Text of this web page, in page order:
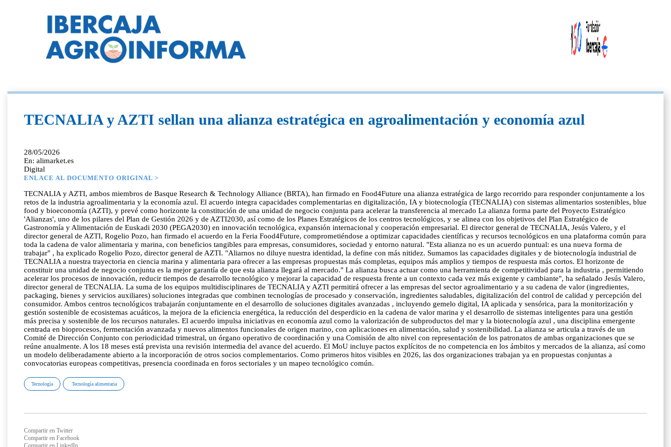
TECNALIA y AZTI sellan una alianza estratégica en agroalimentación y economía azul
28/05/2026
En: alimarket.es
Digital
ENLACE AL DOCUMENTO ORIGINAL >
TECNALIA y AZTI, ambos miembros de Basque Research & Technology Alliance (BRTA), han firmado en Food4Future una alianza estratégica de largo recorrido para responder conjuntamente a los
retos de la industria agroalimentaria y la economía azul. El acuerdo integra capacidades complementarias en digitalización, IA y biotecnología (TECNALIA) con sistemas alimentarios sostenibles, blue
food y bioeconomía (AZTI), y prevé como horizonte la constitución de una unidad de negocio conjunta para acelerar la transferencia al mercado La alianza forma parte del Proyecto Estratégico
'Alianzas', uno de los pilares del Plan de Gestión 2026 y de AZTI2030, así como de los Planes Estratégicos de los centros tecnológicos, y se alinea con los objetivos del Plan Estratégico de
Gastronomía y Alimentación de Euskadi 2030 (PEGA2030) en innovación tecnológica, expansión internacional y cooperación empresarial. El director general de TECNALIA, Jesús Valero, y el
director general de AZTI, Rogelio Pozo, han firmado el acuerdo en la Feria Food4Future, comprometiéndose a optimizar capacidades científicas y recursos tecnológicos en una plataforma común para
toda la cadena de valor alimentaria y marina, con beneficios tangibles para empresas, consumidores, sociedad y entorno natural. "Esta alianza no es un acuerdo puntual: es una nueva forma de
trabajar" , ha explicado Rogelio Pozo, director general de AZTI. "Aliarnos no diluye nuestra identidad, la define con más nitidez. Sumamos las capacidades digitales y de biotecnología industrial de
TECNALIA a nuestra trayectoria en ciencia marina y alimentaria para ofrecer a las empresas propuestas más completas, equipos más amplios y tiempos de respuesta más cortos. El horizonte de
constituir una unidad de negocio conjunta es la mejor garantía de que esta alianza llegará al mercado." La alianza busca actuar como una herramienta de competitividad para la industria , permitiendo
acelerar los procesos de innovación, reducir tiempos de desarrollo tecnológico y mejorar la capacidad de respuesta frente a un contexto cada vez más exigente y cambiante", ha señalado Jesús Valero,
director general de TECNALIA. La suma de los equipos multidisciplinares de TECNALIA y AZTI permitirá ofrecer a las empresas del sector agroalimentario y a su cadena de valor (ingredientes,
packaging, bienes y servicios auxiliares) soluciones integradas que combinen tecnologías de procesado y conservación, ingredientes saludables, digitalización del control de calidad y percepción del
consumidor. Ambos centros tecnológicos trabajarán conjuntamente en el desarrollo de soluciones digitales avanzadas , incluyendo gemelo digital, IA aplicada y sensórica, para la monitorización y
gestión sostenible de ecosistemas acuáticos, la mejora de la eficiencia energética, la reducción del desperdicio en la cadena de valor marina y el desarrollo de sistemas inteligentes para una gestión
más precisa y sostenible de los recursos naturales. El acuerdo impulsa iniciativas en economía azul como la valorización de subproductos del mar y la biotecnología azul , una disciplina emergente
centrada en bioprocesos, fermentación avanzada y nuevos alimentos funcionales de origen marino, con aplicaciones en alimentación, salud y sostenibilidad. La alianza se articula a través de un
Comité de Dirección Conjunto con periodicidad trimestral, un órgano operativo de coordinación y una Comisión de alto nivel con representación de los patronatos de ambas organizaciones que se
reúne anualmente. A los 18 meses está prevista una revisión intermedia del avance del acuerdo. El MoU incluye pactos explícitos de no competencia en los ámbitos y mercados de la alianza, así como
un modelo deliberadamente abierto a la incorporación de otros socios complementarios. Como primeros hitos visibles en 2026, las dos organizaciones trabajan ya en propuestas conjuntas a
convocatorias europeas competitivas, presencia coordinada en foros sectoriales y un mapeo tecnológico común.
Tecnología Tecnología alimentaria
Compartir en Twitter
Compartir en Facebook
Compartir en LinkedIn